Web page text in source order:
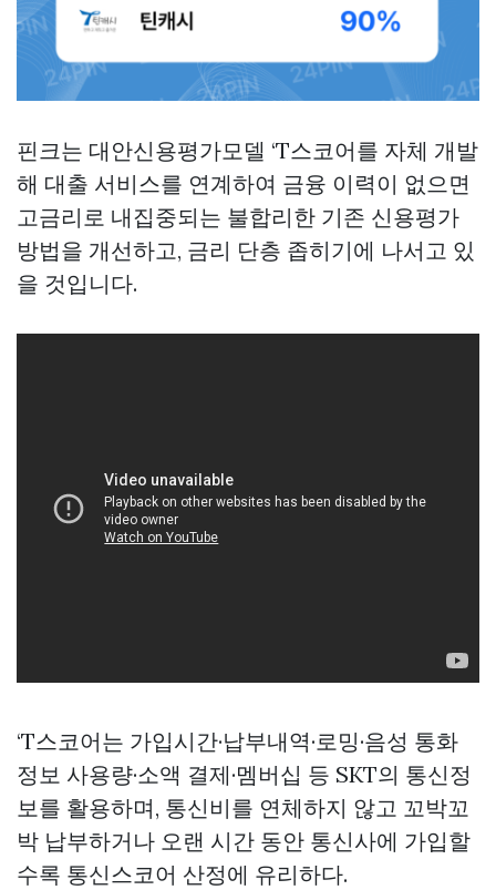
핀크는 대안신용평가모델 ‘T스코어를 자체 개발
해 대출 서비스를 연계하여 금융 이력이 없으면
고금리로 내집중되는 불합리한 기존 신용평가
방법을 개선하고, 금리 단층 좁히기에 나서고 있
을 것입니다.
‘T스코어는 가입시간·납부내역·로밍·음성 통화
정보 사용량·소액 결제·멤버십 등 SKT의 통신정
보를 활용하며, 통신비를 연체하지 않고 꼬박꼬
박 납부하거나 오랜 시간 동안 통신사에 가입할
수록 통신스코어 산정에 유리하다.